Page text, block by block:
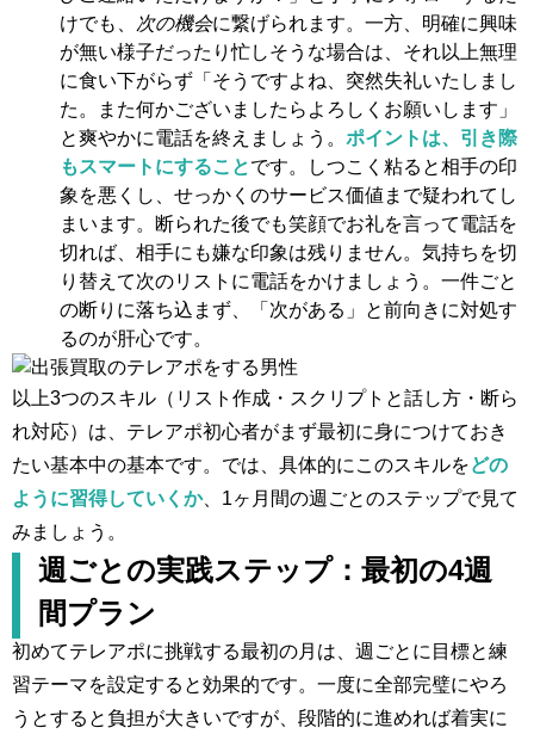
けでも、
次の機会に繋げられます。一方、明確に興味
が無い様子だったり忙しそうな場合は、それ以上無理
に食い下がらず「そうですよね、突然失礼いたしまし
た。また何かございましたらよろしくお願いします」
と爽やかに電話を終えましょう。 ポイントは、引き際
もスマートにすることです。しつこく粘ると相手の印
象を悪くし、せっかくのサービス価値まで疑われてし
まいます。断られた後でも笑顔でお礼を言って電話を
切れば、相手にも嫌な印象は残りません。気持ちを切
り替えて次のリストに電話をかけましょう。一件ごと
の断りに落ち込まず、「次がある」と前向きに対処す
るのが肝心です。
以上3つのスキル（リスト作成・スクリプトと話し方・断ら
れ対応）は、テレアポ初心者がまず最初に身につけておき
たい基本中の基本です。では、具体的にこのスキルをどの
ように習得していくか、1ヶ月間の週ごとのステップで見て
みましょう。
週ごとの実践ステップ：最初の4週
間プラン
初めてテレアポに挑戦する最初の月は、週ごとに目標と練
習テーマを設定すると効果的です。一度に全部完璧にやろ
うとすると負担が大きいですが、段階的に進めれば着実に